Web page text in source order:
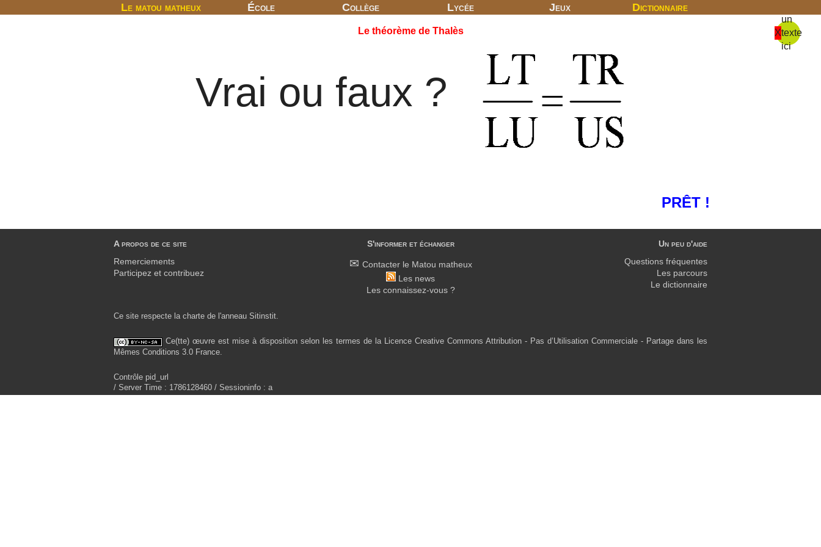
Le matou matheux École Collège Lycée Jeux Dictionnaire
X
un
texte
ici
Le théorème de Thalès
Vrai ou faux ?
PRÊT !
A propos de ce site
Remerciements
Participez et contribuez
S'informer et échanger
Contacter le Matou matheux
Les news
Les connaissez-vous ?
Un peu d'aide
Questions fréquentes
Les parcours
Le dictionnaire
Ce site respecte la charte de l'anneau Sitinstit.
Ce(tte) œuvre est mise à disposition selon les termes de la Licence Creative Commons Attribution - Pas d’Utilisation Commerciale - Partage dans les
Mêmes Conditions 3.0 France.
Contrôle pid_url
/ Server Time : 1786128460 / Sessioninfo : a